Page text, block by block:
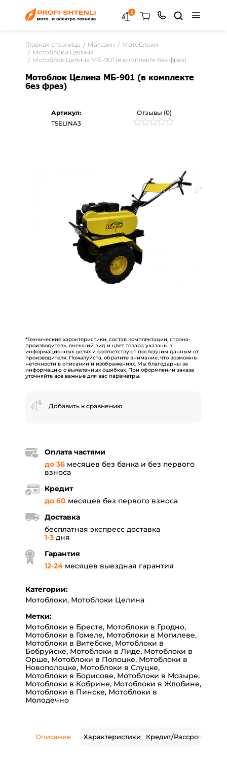
0
Главная страница Магазин
Мотоблоки
Мотоблоки Целина
Мотоблок Целина МБ-901 (в комплекте без фрез)
Мотоблок Целина МБ-901 (в комплекте
без фрез)
Отзывы (0)
опроса
пользователей
Артикул:
TSELINA3
*Технические характеристики, состав комплектации, страна-
производитель, внешний вид и цвет товара указаны в
информационных целях и соответствуют последним данным от
производителя. Пожалуйста, обратите внимание, что возможны
неточности в описании и изображениях. Мы благодарны за
информацию о выявленных ошибках. При оформлении заказа
уточняйте все важные для вас параметры.
Добавить к сравнению
Оплата частями
до 36 месяцев без банка и без первого
взноса
Кредит
до 60 месяцев без первого взноса
Доставка
бесплатная экспресс доставка
1-3 дня
Гарантия
12-24 месяцев выездная гарантия
Категории:
Мотоблоки, Мотоблоки Целина
Метки:
Мотоблоки в Бресте, Мотоблоки в Гродно,
Мотоблоки в Гомеле, Мотоблоки в Могилеве,
Мотоблоки в Витебске, Мотоблоки в
Бобруйске, Мотоблоки в Лиде, Мотоблоки в
Орше, Мотоблоки в Полоцке, Мотоблоки в
Новополоцке, Мотоблоки в Слуцке,
Мотоблоки в Борисове, Мотоблоки в Мозыре,
Мотоблоки в Кобрине, Мотоблоки в Жлобине,
Мотоблоки в Пинске, Мотоблоки в
Молодечно
Описание Характеристики Кредит/Рассрочка